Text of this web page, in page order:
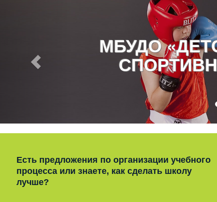
МБУДО
Есть предложения по организации учебного
процесса или знаете, как сделать школу
лучше?